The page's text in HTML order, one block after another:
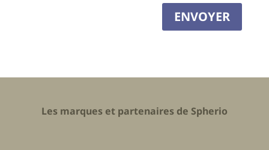
ENVOYER
Les marques et partenaires de Spherio